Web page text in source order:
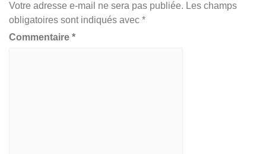
Votre adresse e-mail ne sera pas publiée. Les champs
obligatoires sont indiqués avec *
Commentaire *